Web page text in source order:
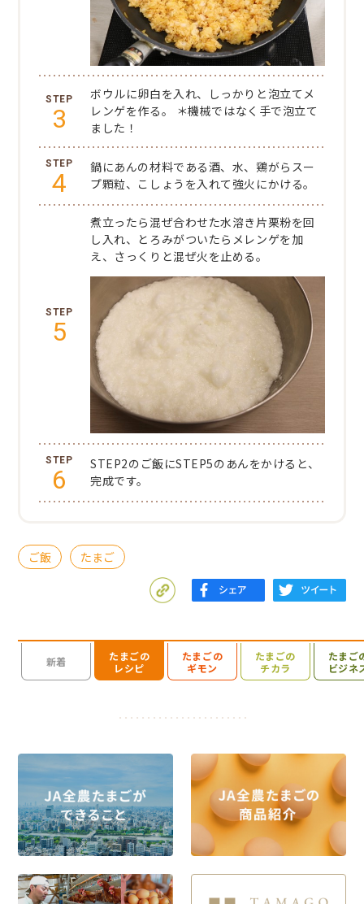
3
ボウルに卵白を入れ、しっかりと泡立てメ
レンゲを作る。
＊機械ではなく手で泡立て
ました！
4
鍋にあんの材料である酒、水、鶏がらスー
プ顆粒、こしょうを入れて強火にかける。
5
煮立ったら混ぜ合わせた水溶き片栗粉を回
し入れ、とろみがついたらメレンゲを加
え、さっくりと混ぜ火を止める。
6
STEP2のご飯にSTEP5のあんをかけると、
完成です。
ご飯 たまご
新着
たまごの
レシピ
たまごの
ギモン
たまごの
チカラ
たまご
ビジネ
検索を開く